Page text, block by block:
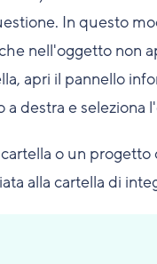
In questo
nell'oggetto non
apri il pannello
destra e seleziona
o un progetto
alla cartella di